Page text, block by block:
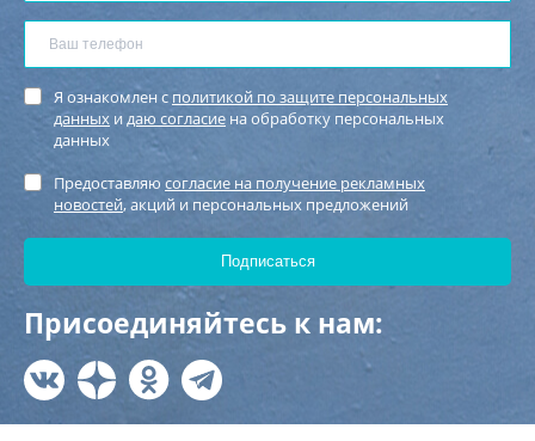
Я ознакомлен с политикой по защите персональных
данных идаю согласие на обработку персональных
данных
Предоставляю согласие на получение рекламных
новостей, акций и персональных предложений
Присоединяйтесь к нам: